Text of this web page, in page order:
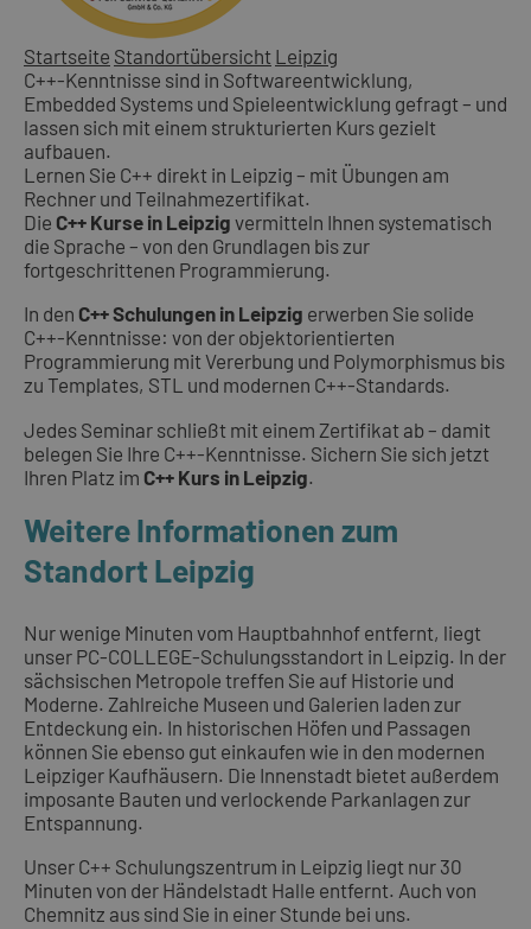
Startseite Standortübersicht Leipzig
C++-Kenntnisse sind in Softwareentwicklung,
Embedded Systems und Spieleentwicklung gefragt – und
lassen sich mit einem strukturierten Kurs gezielt
aufbauen.
Lernen Sie C++ direkt in Leipzig – mit Übungen am
Rechner und Teilnahmezertifikat.
Die C++ Kurse in Leipzig vermitteln Ihnen systematisch
die Sprache – von den Grundlagen bis zur
fortgeschrittenen Programmierung.
In den C++ Schulungen in Leipzig erwerben Sie solide
C++-Kenntnisse: von der objektorientierten
Programmierung mit Vererbung und Polymorphismus bis
zu Templates, STL und modernen C++-Standards.
Jedes Seminar schließt mit einem Zertifikat ab – damit
belegen Sie Ihre C++-Kenntnisse. Sichern Sie sich jetzt
Ihren Platz im C++ Kurs in Leipzig.
Weitere Informationen zum
Standort Leipzig
Nur wenige Minuten vom Hauptbahnhof entfernt, liegt
unser PC-COLLEGE-Schulungsstandort in Leipzig. In der
sächsischen Metropole treffen Sie auf Historie und
Moderne. Zahlreiche Museen und Galerien laden zur
Entdeckung ein. In historischen Höfen und Passagen
können Sie ebenso gut einkaufen wie in den modernen
Leipziger Kaufhäusern. Die Innenstadt bietet außerdem
imposante Bauten und verlockende Parkanlagen zur
Entspannung.
Unser C++ Schulungszentrum in Leipzig liegt nur 30
Minuten von der Händelstadt Halle entfernt. Auch von
Chemnitz aus sind Sie in einer Stunde bei uns.